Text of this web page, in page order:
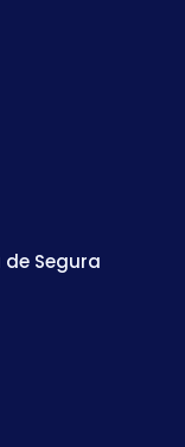
Segura